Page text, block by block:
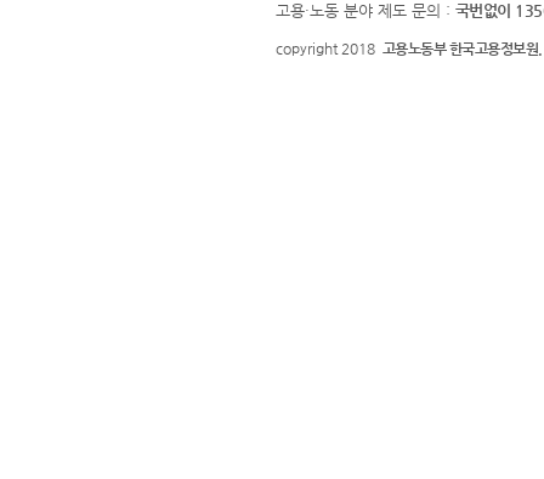
고용·노동 분야 제도 문의 : 국번없이
copyright 2018 고용노동부 한국고용정보원.